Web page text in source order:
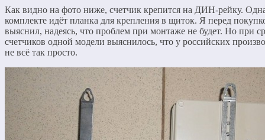
Как видно на фото ниже, счетчик крепится на ДИН-рейку.
комплекте идёт планка для крепления в щиток. Я перед
выяснил, надеясь, что проблем при монтаже не будет. Но при
счетчиков одной модели выяснилось, что у российских
не всё так просто.